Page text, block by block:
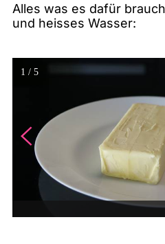
Alles was es dafür
und heisses Wasser:
1 / 5